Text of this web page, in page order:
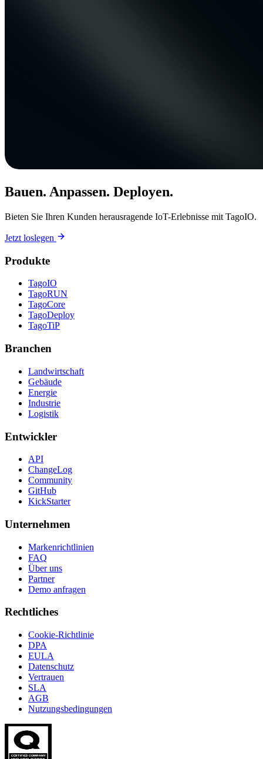
Bauen. Anpassen. Deployen.
Bieten Sie Ihren Kunden herausragende IoT-Erlebnisse mit TagoIO.
Jetzt loslegen
Produkte
TagoIO
TagoRUN
TagoCore
TagoDeploy
TagoTiP
Branchen
Landwirtschaft
Gebäude
Energie
Industrie
Logistik
Entwickler
API
ChangeLog
Community
GitHub
KickStarter
Unternehmen
Markenrichtlinien
FAQ
Über uns
Partner
Demo anfragen
Rechtliches
Cookie-Richtlinie
DPA
EULA
Datenschutz
Vertrauen
SLA
AGB
Nutzungsbedingungen